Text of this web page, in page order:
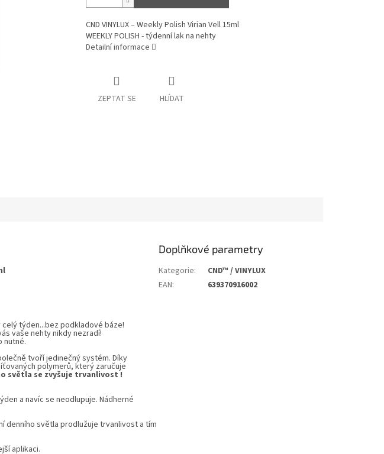
CND VINYLUX – Weekly Polish Virian Vell 15ml
WEEKLY POLISH - týdenní lak na nehty
Detailní informace
ZEPTAT SE HLÍDAT
týden...bez podkladové báze!
vaše nehty nikdy nezradí!
nutné.
tvoří jedinečný systém. Díky
polymerů, který zaručuje
světla se zvyšuje trvanlivost !
a navíc se neodlupuje. Nádherné
denního světla prodlužuje trvanlivost a tím
aplikaci.
Doplňkové parametry
Kategorie:
CND™ / VINYLUX
EAN: 639370916002